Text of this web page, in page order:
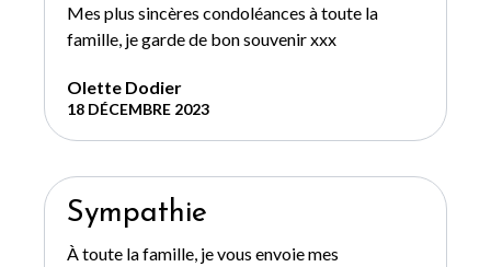
Mes plus sincères condoléances à toute la
famille, je garde de bon souvenir xxx
Olette Dodier
18 DÉCEMBRE 2023
Sympathie
À toute la famille, je vous envoie mes